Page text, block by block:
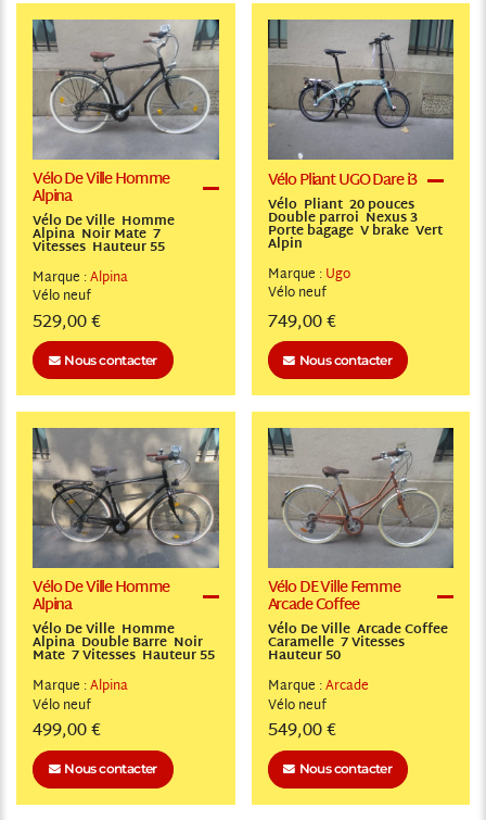
Vélo De Ville Homme
Alpina
Vélo De Ville Homme
Alpina Noir Mate 7
Vitesses Hauteur 55
Marque :Alpina
Véloneuf
529,00 €
Nous contacter
Vélo Pliant UGO Dare i3
Vélo Pliant 20 pouces
Double parroi Nexus 3
Porte bagage V brake Vert
Alpin
Marque :Ugo
Véloneuf
749,00 €
Nous contacter
Vélo De Ville Homme
Alpina
Vélo De Ville Homme
Alpina Double Barre Noir
Mate 7 Vitesses Hauteur 55
Marque :Alpina
Véloneuf
499,00 €
Nous contacter
Vélo DE Ville Femme
Arcade Coffee
Vélo De Ville Arcade Coffee
Caramelle 7 Vitesses
Hauteur 50
Marque :Arcade
Véloneuf
549,00 €
Nous contacter